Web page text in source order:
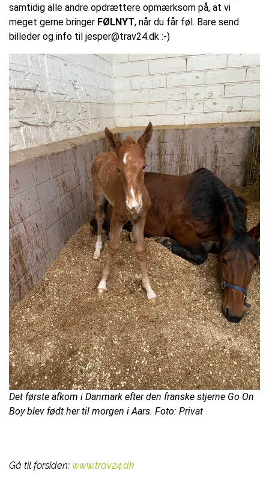
samtidig alle andre opdrættere opmærksom på, at vi
meget gerne bringer FØLNYT, når du får føl. Bare send
billeder og info til jesper@trav24.dk :-)
Det første afkom i Danmark efter den franske stjerne Go On
Boy blev født her til morgen i Aars. Foto: Privat
Gå til forsiden: www.trav24.dk